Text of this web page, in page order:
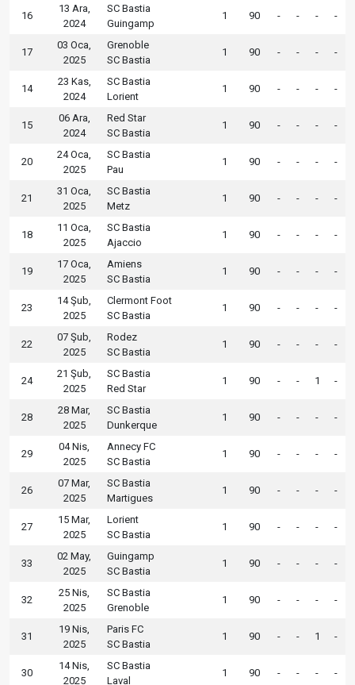
16
13 Ara,
2024
SC Bastia
Guingamp
1 90 - - - -
17
03 Oca,
2025
Grenoble
SC Bastia
1 90 - - - -
14
23 Kas,
2024
SC Bastia
Lorient
1 90 - - - -
15
06 Ara,
2024
Red Star
SC Bastia
1 90 - - - -
20
24 Oca,
2025
SC Bastia
Pau
1 90 - - - -
21
31 Oca,
2025
SC Bastia
Metz
1 90 - - - -
18
11 Oca,
2025
SC Bastia
Ajaccio
1 90 - - - -
19
17 Oca,
2025
Amiens
SC Bastia
1 90 - - - -
23
14 Şub,
2025
Clermont Foot
SC Bastia
1 90 - - - -
22
07 Şub,
2025
Rodez
SC Bastia
1 90 - - - -
24
21 Şub,
2025
SC Bastia
Red Star
1 90 - - 1 -
28
28 Mar,
2025
SC Bastia
Dunkerque
1 90 - - - -
29
04 Nis,
2025
Annecy FC
SC Bastia
1 90 - - - -
26
07 Mar,
2025
SC Bastia
Martigues
1 90 - - - -
27
15 Mar,
2025
Lorient
SC Bastia
1 90 - - - -
33
02 May,
2025
Guingamp
SC Bastia
1 90 - - - -
32
25 Nis,
2025
SC Bastia
Grenoble
1 90 - - - -
31
19 Nis,
2025
Paris FC
SC Bastia
1 90 - - 1 -
30
14 Nis,
2025
SC Bastia
Laval
1 90 - - - -